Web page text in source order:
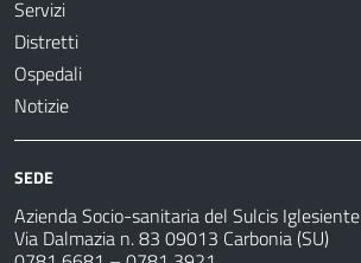
Servizi
Distretti
Ospedali
Notizie
SEDE
Azienda Socio-sanitaria del Sulcis Iglesiente
Via Dalmazia n. 83 09013 Carbonia (SU)